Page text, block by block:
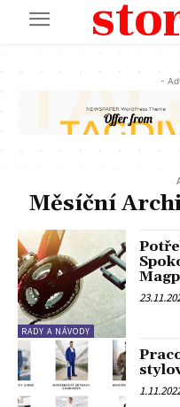
-
Měsíční
RADY A NÁVODY